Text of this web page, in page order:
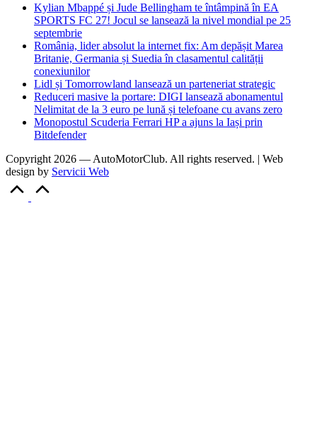
Kylian Mbappé și Jude Bellingham te întâmpină în EA
SPORTS FC 27! Jocul se lansează la nivel mondial pe 25
septembrie
România, lider absolut la internet fix: Am depășit Marea
Britanie, Germania și Suedia în clasamentul calității
conexiunilor
Lidl și Tomorrowland lansează un parteneriat strategic
Reduceri masive la portare: DIGI lansează abonamentul
Nelimitat de la 3 euro pe lună și telefoane cu avans zero
Monopostul Scuderia Ferrari HP a ajuns la Iași prin
Bitdefender
Copyright 2026 — AutoMotorClub. All rights reserved. | Web
design by Servicii Web